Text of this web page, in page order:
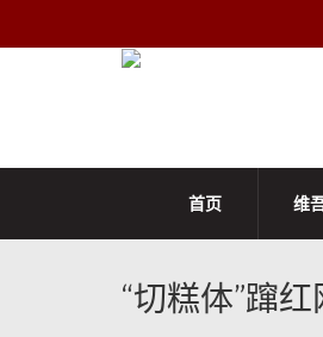
首页 维
“切糕体”蹿